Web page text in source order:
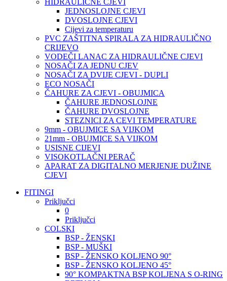
HIDRAULIČNE CJEVI
JEDNOSLOJNE CJEVI
DVOSLOJNE CJEVI
Cijevi za temperaturu
PVC ZAŠTITNA SPIRALA ZA HIDRAULIČNO
CRIJEVO
VODEČI LANAC ZA HIDRAULIČNE CJEVI
NOSAČI ZA JEDNU CJEV
NOSAČI ZA DVIJE CJEVI - DUPLI
ECO NOSAČI
ČAHURE ZA CJEVI - OBUJMICA
ČAHURE JEDNOSLOJNE
ČAHURE DVOSLOJNE
STEZNICI ZA CEVI TEMPERATURE
9mm - OBUJMICE SA VIJKOM
21mm - OBUJMICE SA VIJKOM
USISNE CIJEVI
VISOKOTLAČNI PERAČ
APARAT ZA DIGITALNO MERJENJE DUŽINE
CJEVI
FITINGI
Priključci
0
Priključci
COLSKI
BSP - ŽENSKI
BSP - MUŠKI
BSP - ŽENSKO KOLJENO 90°
BSP - ŽENSKO KOLJENO 45°
90° KOMPAKTNA BSP KOLJENA S O-RING